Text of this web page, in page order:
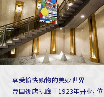
享受愉快购物的美妙世界
帝国饭店拱廊于1923年开业，